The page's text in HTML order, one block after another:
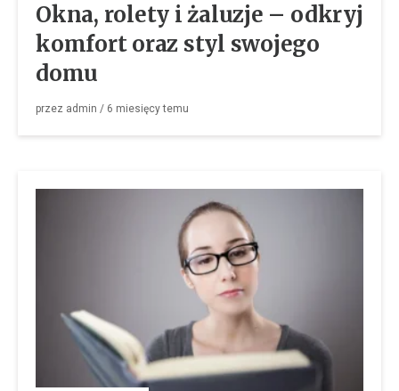
Okna, rolety i żaluzje – odkryj
komfort oraz styl swojego
domu
przez admin / 6 miesięcytemu